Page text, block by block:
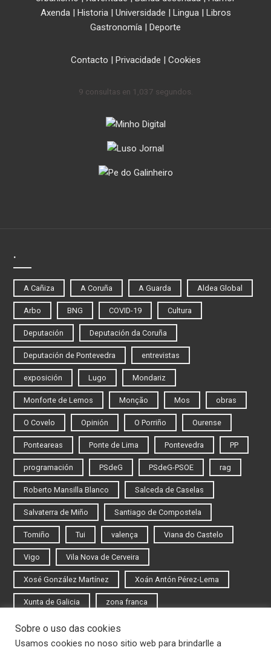
Axenda| Historia| Universidade | Lingua| Libros
Gastronomía | Deporte
Contacto | Privacidade | Cookies
9 consultas en 1,037 segundos.
.
A Cañiza A Coruña A Guarda Aldea Global
Arbo BNG COVID-19 Cultura
Deputación Deputación da Coruña
Deputación de Pontevedra entrevistas
exposición Lugo Mondariz
Monforte de Lemos Monção Mos obras
O Covelo Opinión O Porriño Ourense
Ponteareas Ponte de Lima Pontevedra PP
programación PSdeG PSdeG-PSOE rag
Roberto Mansilla Blanco Salceda de Caselas
Salvaterra de Miño Santiago de Compostela
Tomiño Tui valença Viana do Castelo
Vigo Vila Nova de Cerveira
Xosé González Martínez Xoán Antón Pérez-Lema
Xunta de Galicia zona franca
Iniciar sesión
Sobre o uso das cookies
Usamos cookies no noso sitio web para brindarlle a